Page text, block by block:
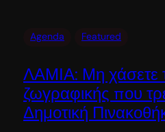
Agenda Featured
ΛΑΜΙΑ: Μη χάσετε
ζωγραφικής που
Δημοτική